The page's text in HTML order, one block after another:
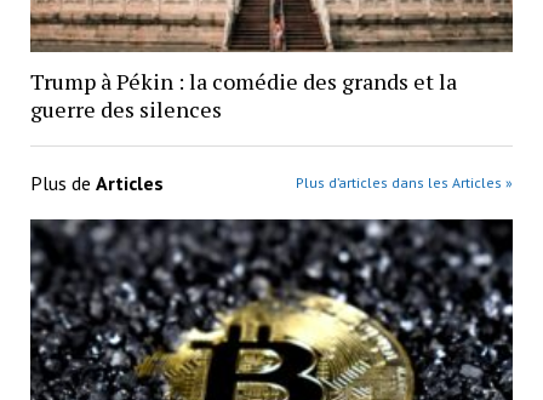
Trump à Pékin : la comédie des grands et la
guerre des silences
Plus de Articles Plus d’articles dans les Articles »